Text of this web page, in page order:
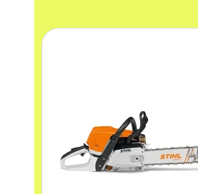
URZĄDZENIE